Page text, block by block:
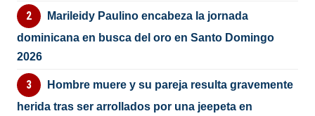
Marileidy Paulino encabeza la jornada
dominicana en busca del oro en Santo Domingo
2026
Hombre muere y su pareja resulta gravemente
herida tras ser arrollados por una jeepeta en